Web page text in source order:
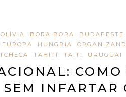
BORA BORA BUDAPESTE
EUROPA HUNGRIA
TAHITI TAITI URUGUAI
COMO
SEM INFARTAR